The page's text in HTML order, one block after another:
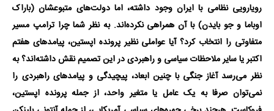
رویارویی نظامی با ایران وجود داشته، اما دولت‌های متبوعشان (باراک
اوباما و جو بایدن) با آن همراهی نکرده‌اند. به نظر شما چرا ترامپ مسیر
متفاوتی را انتخاب کرد؟ آیا عواملی نظیر پرونده اپستین، پیامدهای هفتم
اکتبر یا سایر ملاحظات سیاسی و راهبردی در این تصمیم نقش داشته‌اند؟ به
نظر می‌رسد آغاز جنگی با چنین ابعاد، پیچیدگی و پیامدهای راهبردی را
نمی‌توان صرفا به یک عامل یا متغیر واحد، از جمله پرونده اپستین،